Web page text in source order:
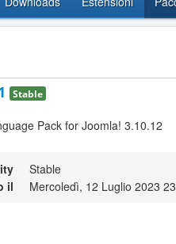
Stable
Pack for Joomla! 3.10.12
Stable
il
Mercoledì, 12 Luglio 2023